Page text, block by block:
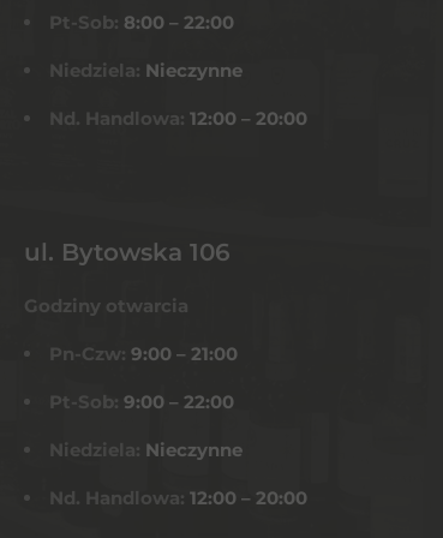
Pt-Sob: 8:00 – 22:00
Niedziela: Nieczynne
Nd. Handlowa: 12:00 – 20:00
ul. Bytowska 106
Godziny otwarcia
Pn-Czw: 9:00 – 21:00
Pt-Sob: 9:00 – 22:00
Niedziela: Nieczynne
Nd. Handlowa: 12:00 – 20:00